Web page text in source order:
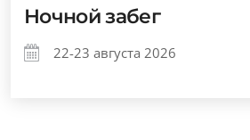
Ночной забег
22-23 августа 2026